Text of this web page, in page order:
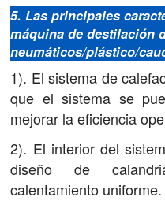
5. Las principales
máquina de destilación
neumáticos/plástico/
1). El sistema de
que el sistema se
mejorar la eficiencia
2). El interior del
diseño de
calentamiento uniforme.